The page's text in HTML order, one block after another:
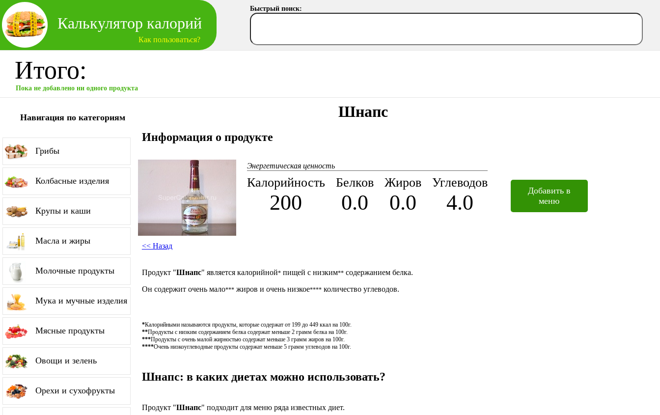
Калькулятор калорий
Как пользоваться?
Быстрый поиск:
Итого:
Пока не добавлено ни одного продукта
Навигация по категориям
Грибы
Колбасные изделия
Крупы и каши
Масла и жиры
Молочные продукты
Мука и мучные изделия
Мясные продукты
Овощи и зелень
Орехи и сухофрукты
Шнапс
Информация о продукте
Калорийность
Энергетическая ценность
200
Белков
0.0
Жиров
0.0
Углеводов
4.0
Добавить в
меню
<< Назад
Продукт "Шнапс" является калорийной*пищей с низким**содержанием белка.
Он содержит очень мало***жиров и очень низкое****количество углеводов.
*Калорийными называются продукты, которые содержат от 199 до 449 ккал на 100г.
**Продукты с низким содержанием белка содержат меньше 2 грамм белка на 100г.
***Продукты с очень малой жирностью содержат меньше 3 грамм жиров на 100г.
****Очень низкоуглеводные продукты содержат меньше 5 грамм углеводов на 100г.
Шнапс: в каких диетах можно использовать?
Продукт "Шнапс" подходит для меню ряда известных диет.